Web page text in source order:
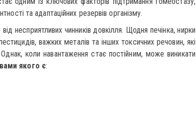
та адаптаційних резервів організму.
несприятливих чинників довкілля. Щодня печінка, нирки
важких металів та інших токсичних речовин, які
коли навантаження стає постійним, може виникати
якого є: